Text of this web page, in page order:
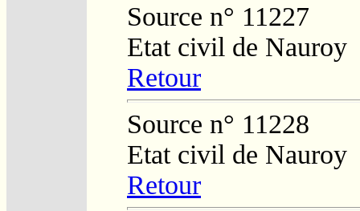
Source n° 11227
Etat civil de Nauroy
Retour
Source n° 11228
Etat civil de Nauroy
Retour